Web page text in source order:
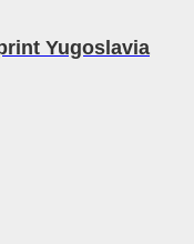
Yugoslavia